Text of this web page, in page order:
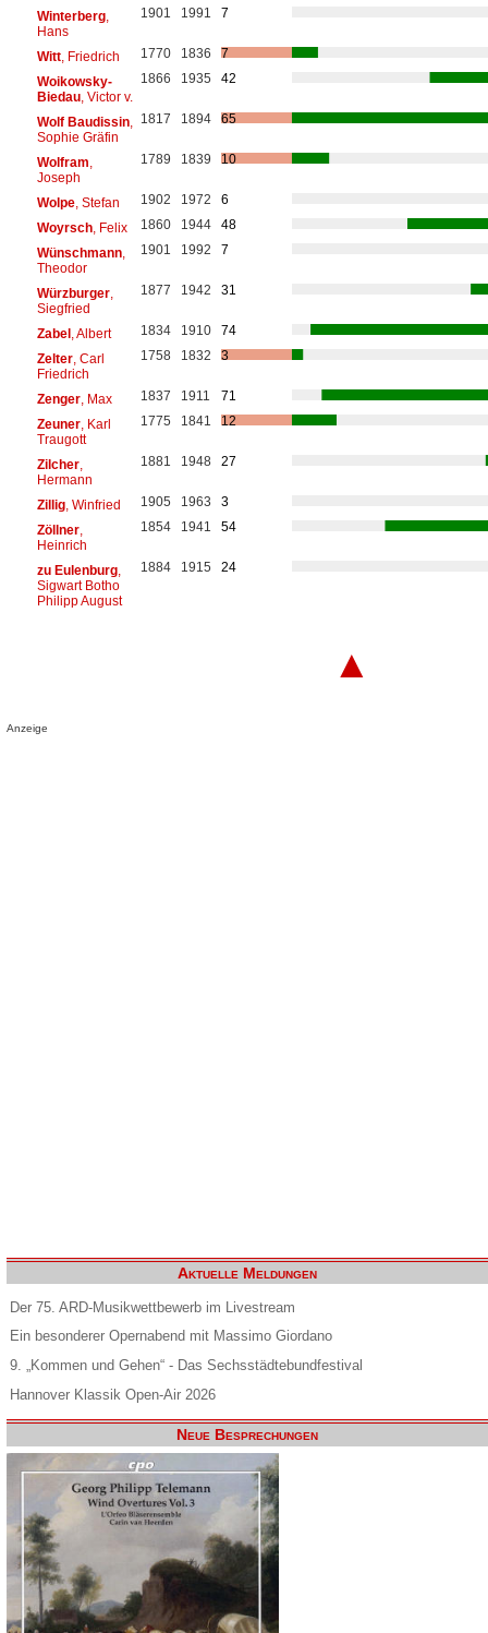
Winterberg,
Hans
1901 1991 7
Witt, Friedrich 1770 1836
7
Woikowsky-
Biedau, Victor v.
1866 1935 42
Wolf Baudissin,
Sophie Gräfin
1817 1894 65
Wolfram
Joseph
1789 1839 10
Wolpe, Stefan 1902 1972
6
Woyrsch, Felix 1860 1944
48
Wünschmann,
Theodor
1901 1992 7
Würzburger,
Siegfried
1877 1942 31
Zabel, Albert 1834 1910
74
Zelter, Carl
Friedrich
1758 1832 3
Zenger, Max 1837 1911
71
Zeuner, Karl
Traugott
1775 1841 12
Zilcher,
Hermann
1881 1948 27
Zillig, Winfried 1905 1963
3
Zöllner,
Heinrich
1854 1941 54
zu Eulenburg,
Sigwart Botho
Philipp August
1884 1915 24
▲
Anzeige
Aktuelle Meldungen
Der 75. ARD-Musikwettbewerb im Livestream
Ein besonderer Opernabend mit Massimo Giordano
9. „Kommen und Gehen“ - Das Sechsstädtebundfestival
Hannover Klassik Open-Air 2026
Neue Besprechungen